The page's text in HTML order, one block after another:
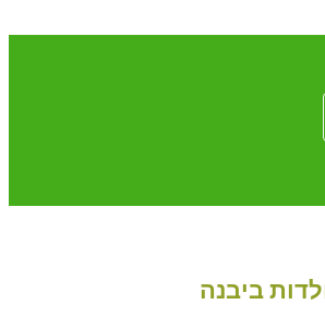
ביבנה